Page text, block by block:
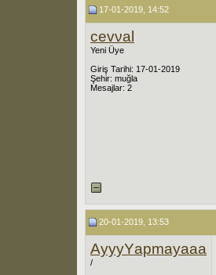
17-01-2019, 14:52
cevνal
Yeni Üye
Giriş Tarihi: 17-01-2019
Şehir: muğla
Mesajlar: 2
20-01-2019, 13:53
ΑyyyΥapmayaaa
/